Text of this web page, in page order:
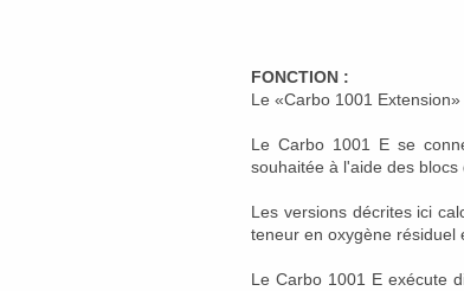
FONCTION :
Le «Carbo 1001
Le Carbo 1001 E se
souhaitée à l'aide des
Les versions décrites ici
teneur en oxygène résiduel
Le Carbo 1001 E exécute